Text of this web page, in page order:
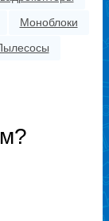
Моноблоки